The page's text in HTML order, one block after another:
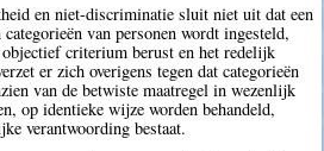
en niet-discriminatie sluit niet uit dat een
van personen wordt ingesteld,
criterium berust en het redelijk
er zich overigens tegen dat categorieën
van de betwiste maatregel in wezenlijk
op identieke wijze worden behandeld,
verantwoording bestaat.